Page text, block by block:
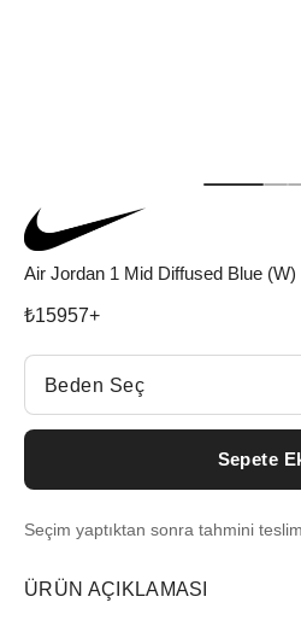
Air Jordan 1 Mid Diffused Blue (W)
₺15957+
Beden Seç
Beden Seç
Sepete
Seçim yaptıktan sonra tahmini
ÜRÜN AÇIKLAMASI